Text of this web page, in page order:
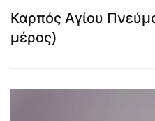
Καρπός Αγίου
μέρος)